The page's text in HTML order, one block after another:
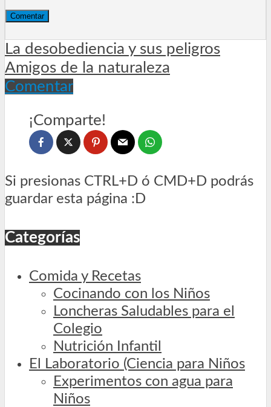
La desobediencia y sus peligros
Amigos de la naturaleza
Comentar
¡Comparte!
Si presionas CTRL+D ó CMD+D podrás
guardar esta página :D
Categorías
Comida y Recetas
Cocinando con los Niños
Loncheras Saludables para el
Colegio
Nutrición Infantil
El Laboratorio (Ciencia para Niños
Experimentos con agua para
Niños